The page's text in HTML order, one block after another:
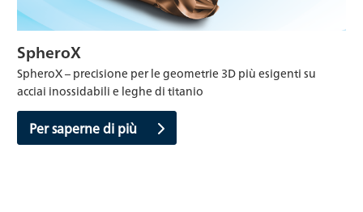
SpheroX
SpheroX – precisione per le geometrie 3D più esigenti su
acciai inossidabili e leghe di titanio
Per saperne di più